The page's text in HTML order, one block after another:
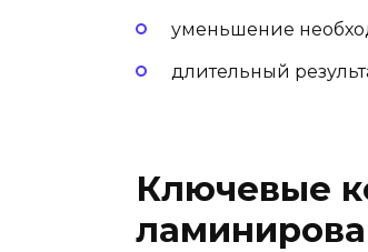
уменьшение
длительный
Ключевые